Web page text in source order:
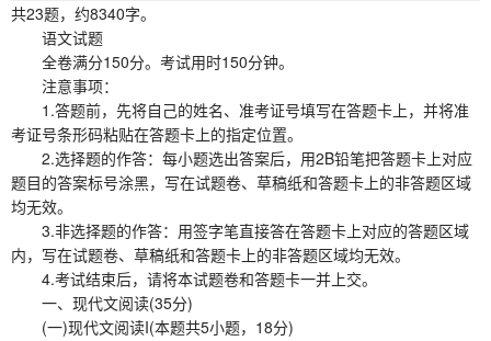
共23题，约8340字。
语文试题
全卷满分150分。考试用时150分钟。
注意事项：
1.答题前，先将自己的姓名、准考证号填写在答题卡上，并将准
考证号条形码粘贴在答题卡上的指定位置。
2.选择题的作答：每小题选出答案后，用2B铅笔把答题卡上对应
题目的答案标号涂黑，写在试题卷、草稿纸和答题卡上的非答题区域
均无效。
3.非选择题的作答：用签字笔直接答在答题卡上对应的答题区域
内，写在试题卷、草稿纸和答题卡上的非答题区域均无效。
4.考试结束后，请将本试题卷和答题卡一并上交。
一、现代文阅读(35分)
(一)现代文阅读I(本题共5小题，18分)